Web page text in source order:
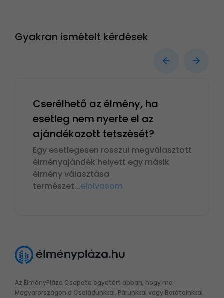
Gyakran ismételt kérdések
Cserélhető az élmény, ha
esetleg nem nyerte el az
ajándékozott tetszését?
Egy esetlegesen rosszul megválasztott
élményajándék helyett egy másik
élmény választása
természet...elolvasom
Az ÉlményPláza Csapata egyetért abban, hogy ma
Magyarországon a Családunkkal, Párunkkal vagy Barátainkkal